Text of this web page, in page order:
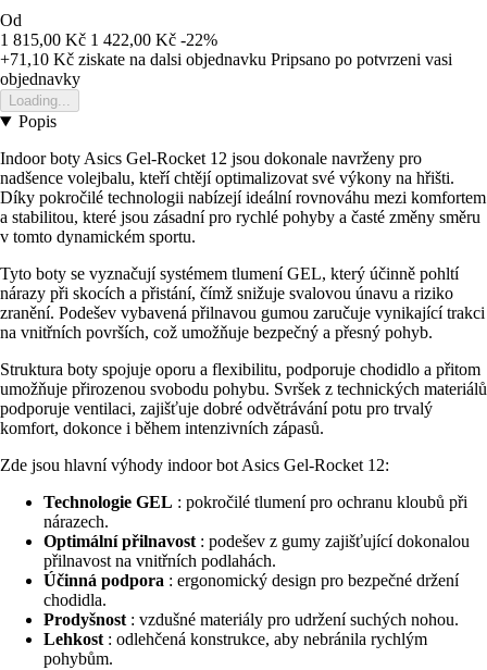
Od
1 815,00 Kč 1 422,00 Kč -22%
+71,10 Kč ziskate na dalsi objednavku Pripsano po potvrzeni vasi
objednavky
Loading...
Popis
Indoor boty Asics Gel-Rocket 12 jsou dokonale navrženy pro
nadšence volejbalu, kteří chtějí optimalizovat své výkony na hřišti.
Díky pokročilé technologii nabízejí ideální rovnováhu mezi komfortem
a stabilitou, které jsou zásadní pro rychlé pohyby a časté změny směru
v tomto dynamickém sportu.
Tyto boty se vyznačují systémem tlumení GEL, který účinně pohltí
nárazy při skocích a přistání, čímž snižuje svalovou únavu a riziko
zranění. Podešev vybavená přilnavou gumou zaručuje vynikající trakci
na vnitřních površích, což umožňuje bezpečný a přesný pohyb.
Struktura boty spojuje oporu a flexibilitu, podporuje chodidlo a přitom
umožňuje přirozenou svobodu pohybu. Svršek z technických materiálů
podporuje ventilaci, zajišťuje dobré odvětrávání potu pro trvalý
komfort, dokonce i během intenzivních zápasů.
Zde jsou hlavní výhody indoor bot Asics Gel-Rocket 12:
Technologie GEL : pokročilé tlumení pro ochranu kloubů při
nárazech.
Optimální přilnavost : podešev z gumy zajišťující dokonalou
přilnavost na vnitřních podlahách.
Účinná podpora : ergonomický design pro bezpečné držení
chodidla.
Prodyšnost : vzdušné materiály pro udržení suchých nohou.
Lehkost : odlehčená konstrukce, aby nebránila rychlým
pohybům.